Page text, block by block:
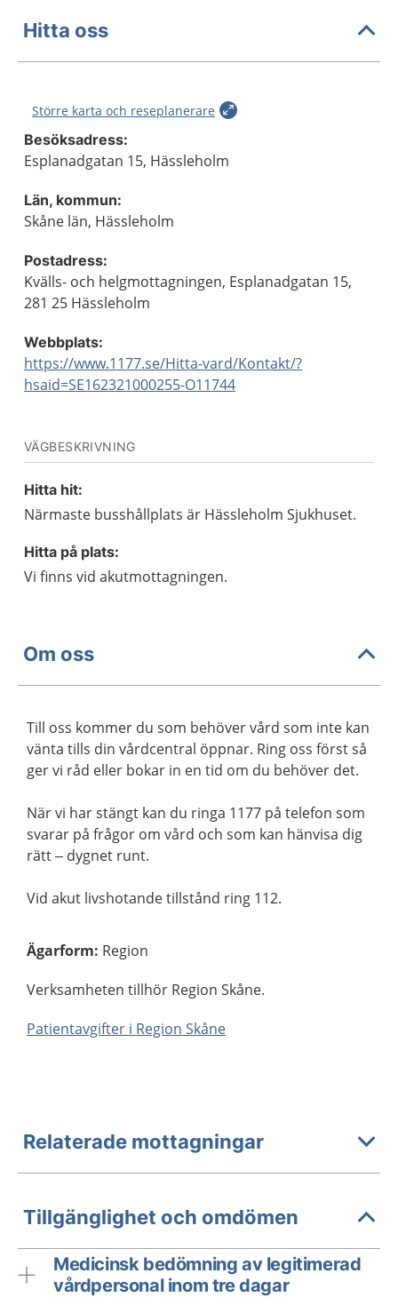
Hitta oss
Större karta och reseplanerare
Besöksadress:
Esplanadgatan 15, Hässleholm
Län, kommun:
Skåne län, Hässleholm
Postadress:
Kvälls- och helgmottagningen, Esplanadgatan 15,
281 25 Hässleholm
Webbplats:
https://www.1177.se/Hitta-vard/Kontakt/?
hsaid=SE162321000255-O11744
VÄGBESKRIVNING
Hitta hit:
Närmaste busshållplats är Hässleholm Sjukhuset.
Hitta på plats:
Vi finns vid akutmottagningen.
Om oss
Till oss kommer du som behöver vård som inte kan
vänta tills din vårdcentral öppnar. Ring oss först så
ger vi råd eller bokar in en tid om du behöver det.
När vi har stängt kan du ringa 1177 på telefon som
svarar på frågor om vård och som kan hänvisa dig
rätt – dygnet runt.
Vid akut livshotande tillstånd ring 112.
Ägarform: Region
Verksamheten tillhör Region Skåne.
Patientavgifter i Region Skåne
Relaterade mottagningar
Tillgänglighet och omdömen
Medicinsk bedömning av legitimerad
vårdpersonal inom tre dagar